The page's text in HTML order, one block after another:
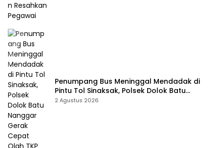
Penumpang Bus Meninggal Mendadak di
Pintu Tol Sinaksak, Polsek Dolok Batu
Nanggar Gerak Cepat Olah TKP
2 Agustus 2026